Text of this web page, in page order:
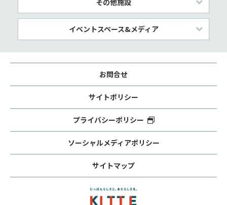
その他施設
イベントスペース&メディア
お問合せ
サイトポリシー
プライバシーポリシー
ソーシャルメディアポリシー
サイトマップ